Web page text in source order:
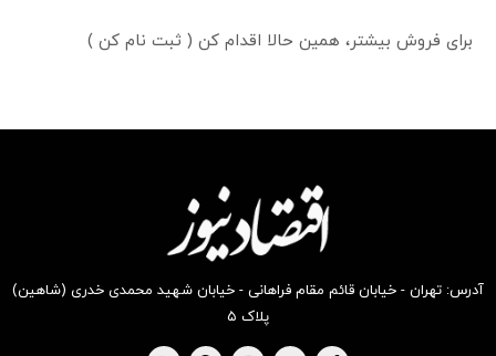
برای فروش بیشتر، همین حالا اقدام کن ( ثبت نام کن )
آدرس: تهران - خیابان قائم مقام فراهانی - خیابان شهید محمدی خدری (شاهین)
پلاک ۵